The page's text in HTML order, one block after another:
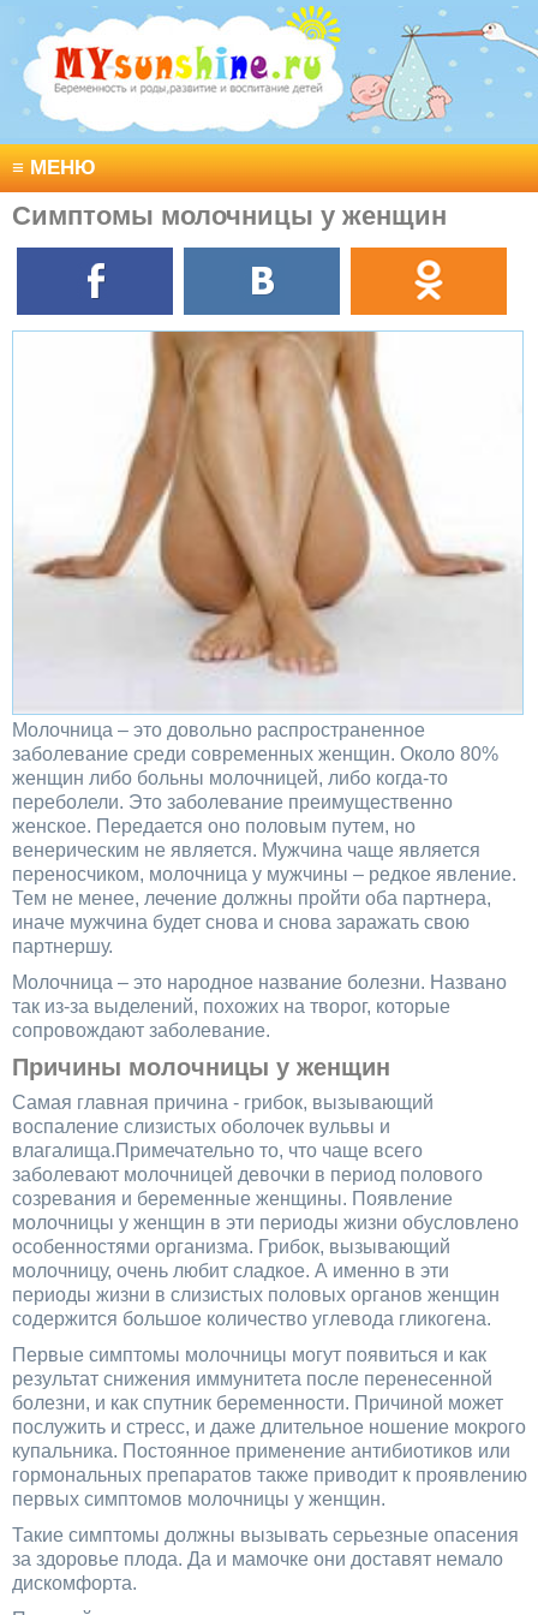
≡МЕНЮ
Симптомы молочницы у женщин
Молочница – это довольно распространенное
заболевание среди современных женщин. Около 80%
женщин либо больны молочницей, либо когда-то
переболели. Это заболевание преимущественно
женское. Передается оно половым путем, но
венерическим не является. Мужчина чаще является
переносчиком, молочница у мужчины – редкое явление.
Тем не менее, лечение должны пройти оба партнера,
иначе мужчина будет снова и снова заражать свою
партнершу.
Молочница – это народное название болезни. Названо
так из-за выделений, похожих на творог, которые
сопровождают заболевание.
Причины молочницы у женщин
Самая главная причина - грибок, вызывающий
воспаление слизистых оболочек вульвы и
влагалища.Примечательно то, что чаще всего
заболевают молочницей девочки в период полового
созревания и беременные женщины. Появление
молочницы у женщин в эти периоды жизни обусловлено
особенностями организма. Грибок, вызывающий
молочницу, очень любит сладкое. А именно в эти
периоды жизни в слизистых половых органов женщин
содержится большое количество углевода гликогена.
Первые симптомы молочницы могут появиться и как
результат снижения иммунитета после перенесенной
болезни, и как спутник беременности. Причиной может
послужить и стресс, и даже длительное ношение мокрого
купальника. Постоянное применение антибиотиков или
гормональных препаратов также приводит к проявлению
первых симптомов молочницы у женщин.
Такие симптомы должны вызывать серьезные опасения
за здоровье плода. Да и мамочке они доставят немало
дискомфорта.